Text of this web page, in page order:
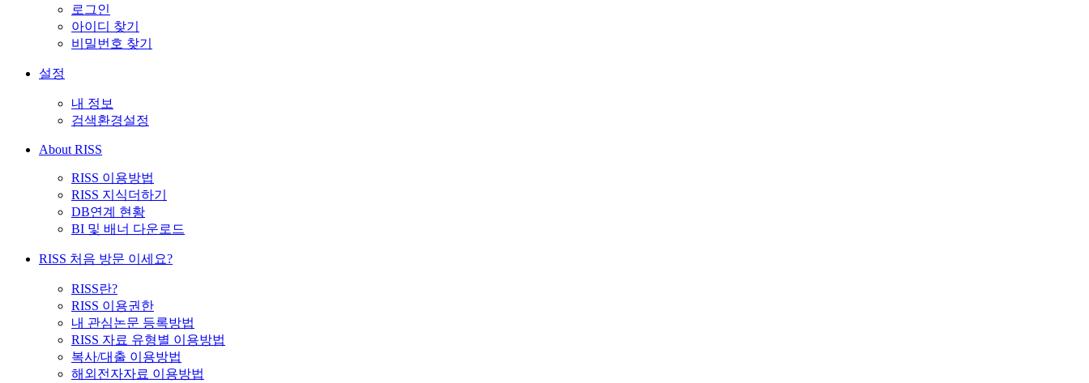
로그인
아이디 찾기
비밀번호 찾기
설정
내 정보
검색환경설정
About RISS
RISS 이용방법
RISS 지식더하기
DB연계 현황
BI 및 배너 다운로드
RISS 처음 방문 이세요?
RISS란?
RISS 이용권한
내 관심논문 등록방법
RISS 자료 유형별 이용방법
복사/대출 이용방법
해외전자자료 이용방법